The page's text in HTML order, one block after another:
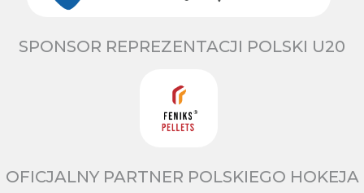
SPONSOR REPREZENTACJI POLSKI U20
OFICJALNY PARTNER POLSKIEGO HOKEJA